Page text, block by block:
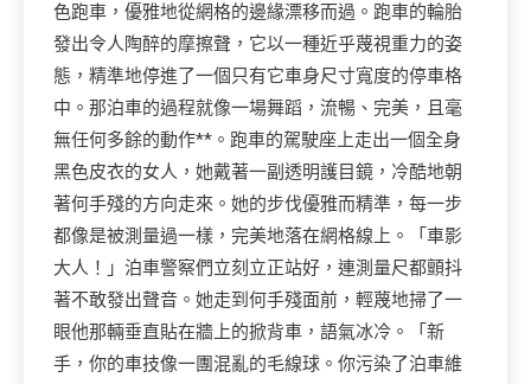
色跑車，優雅地從網格的邊緣漂移而過。跑車的輪胎
發出令人陶醉的摩擦聲，它以一種近乎蔑視重力的姿
態，精準地停進了一個只有它車身尺寸寬度的停車格
中。那泊車的過程就像一場舞蹈，流暢、完美，且毫
無任何多餘的動作**。跑車的駕駛座上走出一個全身
黑色皮衣的女人，她戴著一副透明護目鏡，冷酷地朝
著何手殘的方向走來。她的步伐優雅而精準，每一步
都像是被測量過一樣，完美地落在網格線上。「車影
大人！」泊車警察們立刻立正站好，連測量尺都顫抖
著不敢發出聲音。她走到何手殘面前，輕蔑地掃了一
眼他那輛垂直貼在牆上的掀背車，語氣冰冷。「新
手，你的車技像一團混亂的毛線球。你污染了泊車維